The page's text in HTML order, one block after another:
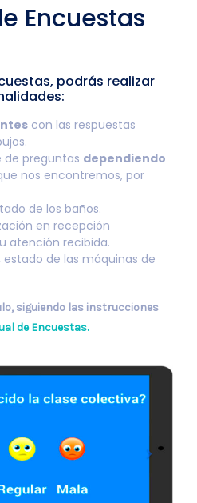
Encuestas
podrás realizar
con las respuestas
de preguntas dependiendo
nos encontremos, por
de los baños.
en recepción
atención recibida.
estado de las máquinas de
siguiendo las instrucciones
de Encuestas.